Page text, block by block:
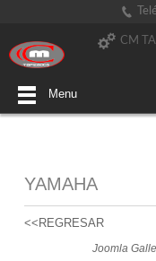
CM
Menu
YAMAHA
<<REGRESAR
Joomla